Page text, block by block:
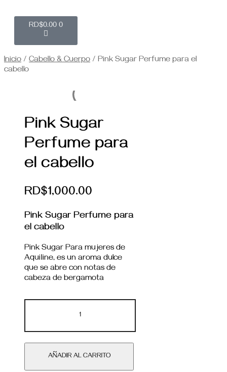
RD$0.00 0
Inicio / Cabello & Cuerpo / Pink Sugar Perfume para el
cabello
Pink Sugar
Perfume para
el cabello
RD$1,000.00
Pink Sugar Perfume para
el cabello
Pink Sugar Para mujeres de
Aquiline, es un aroma dulce
que se abre con notas de
cabeza de bergamota
AÑADIR AL CARRITO